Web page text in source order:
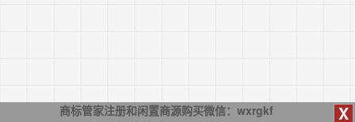
X
商标管家注册和闲置商源购买微信：wxrgkf